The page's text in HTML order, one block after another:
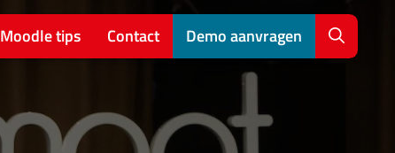
Moodle tips Contact Demo aanvragen